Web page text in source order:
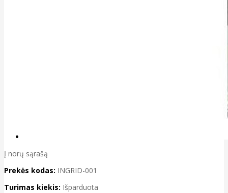
Į norų sąrašą
Prekės kodas: INGRID-001
Turimas kiekis: Išparduota